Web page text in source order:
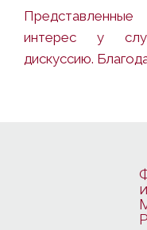
интерес у
дискуссию.